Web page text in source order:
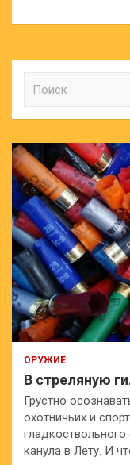
к
ОРУЖИЕ
В стреляную
Грустно
охотничьих и
канула в Лету. И